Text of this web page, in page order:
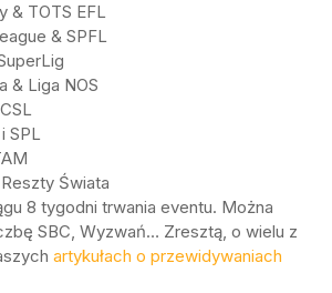
& TOTS EFL
& SPFL
& Liga NOS
SPL
Świata
8 tygodni trwania eventu. Można
SBC, Wyzwań… Zresztą, o wielu z
artykułach o przewidywaniach